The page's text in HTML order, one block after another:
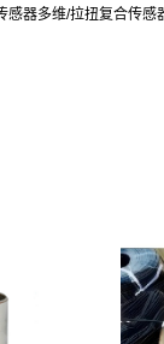
感器多维/拉扭复合传感